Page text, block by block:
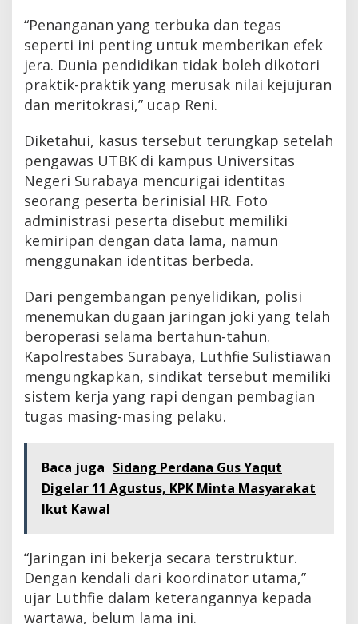
“Penanganan yang terbuka dan tegas
seperti ini penting untuk memberikan efek
jera. Dunia pendidikan tidak boleh dikotori
praktik-praktik yang merusak nilai kejujuran
dan meritokrasi,” ucap Reni.
Diketahui, kasus tersebut terungkap setelah
pengawas UTBK di kampus Universitas
Negeri Surabaya mencurigai identitas
seorang peserta berinisial HR. Foto
administrasi peserta disebut memiliki
kemiripan dengan data lama, namun
menggunakan identitas berbeda.
Dari pengembangan penyelidikan, polisi
menemukan dugaan jaringan joki yang telah
beroperasi selama bertahun-tahun.
Kapolrestabes Surabaya, Luthfie Sulistiawan
mengungkapkan, sindikat tersebut memiliki
sistem kerja yang rapi dengan pembagian
tugas masing-masing pelaku.
Baca juga Sidang Perdana Gus Yaqut
Digelar 11 Agustus, KPK Minta Masyarakat
Ikut Kawal
“Jaringan ini bekerja secara terstruktur.
Dengan kendali dari koordinator utama,”
ujar Luthfie dalam keterangannya kepada
wartawa, belum lama ini.